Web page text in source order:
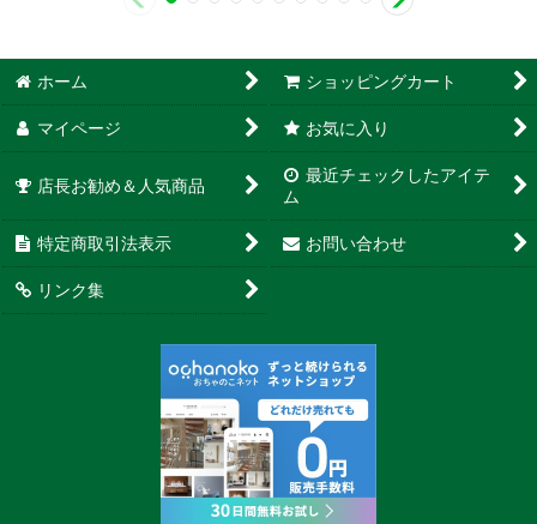
ホーム ショッピングカート
マイページ お気に入り
店長お勧め＆人気商品
最近チェックしたアイテ
ム
特定商取引法表示 お問い合わせ
リンク集